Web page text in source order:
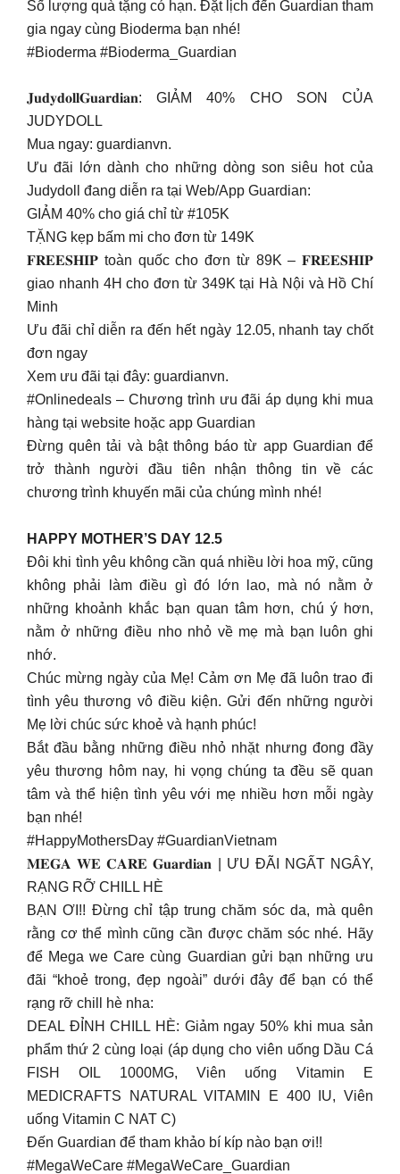
Số lượng quà tặng có hạn. Đặt lịch đến Guardian tham
gia ngay cùng Bioderma bạn nhé!
#Bioderma #Bioderma_Guardian
𝐉𝐮𝐝𝐲𝐝𝐨𝐥𝐥𝐆𝐮𝐚𝐫𝐝𝐢𝐚𝐧: GIẢM 40% CHO SON CỦA
JUDYDOLL
Mua ngay: guardianvn.
Ưu đãi lớn dành cho những dòng son siêu hot của
Judydoll đang diễn ra tại Web/App Guardian:
GIẢM 40% cho giá chỉ từ #105K
TẶNG kẹp bấm mi cho đơn từ 149K
𝐅𝐑𝐄𝐄𝐒𝐇𝐈𝐏 toàn quốc cho đơn từ 89K – 𝐅𝐑𝐄𝐄𝐒𝐇𝐈𝐏
giao nhanh 4H cho đơn từ 349K tại Hà Nội và Hồ Chí
Minh
Ưu đãi chỉ diễn ra đến hết ngày 12.05, nhanh tay chốt
đơn ngay
Xem ưu đãi tại đây: guardianvn.
#Onlinedeals – Chương trình ưu đãi áp dụng khi mua
hàng tại website hoặc app Guardian
Đừng quên tải và bật thông báo từ app Guardian để
trở thành người đầu tiên nhận thông tin về các
chương trình khuyến mãi của chúng mình nhé!
HAPPY MOTHER’S DAY 12.5
Đôi khi tình yêu không cần quá nhiều lời hoa mỹ, cũng
không phải làm điều gì đó lớn lao, mà nó nằm ở
những khoảnh khắc bạn quan tâm hơn, chú ý hơn,
nằm ở những điều nho nhỏ về mẹ mà bạn luôn ghi
nhớ.
Chúc mừng ngày của Mẹ! Cảm ơn Mẹ đã luôn trao đi
tình yêu thương vô điều kiện. Gửi đến những người
Mẹ lời chúc sức khoẻ và hạnh phúc!
Bắt đầu bằng những điều nhỏ nhặt nhưng đong đầy
yêu thương hôm nay, hi vọng chúng ta đều sẽ quan
tâm và thể hiện tình yêu với mẹ nhiều hơn mỗi ngày
bạn nhé!
#HappyMothersDay #GuardianVietnam
𝐌𝐄𝐆𝐀 𝐖𝐄 𝐂𝐀𝐑𝐄 𝐆𝐮𝐚𝐫𝐝𝐢𝐚𝐧 | ƯU ĐÃI NGẤT NGÂY,
RẠNG RỠ CHILL HÈ
BẠN ƠI!! Đừng chỉ tập trung chăm sóc da, mà quên
rằng cơ thể mình cũng cần được chăm sóc nhé. Hãy
để Mega we Care cùng Guardian gửi bạn những ưu
đãi “khoẻ trong, đẹp ngoài” dưới đây để bạn có thể
rạng rỡ chill hè nha:
DEAL ĐỈNH CHILL HÈ: Giảm ngay 50% khi mua sản
phẩm thứ 2 cùng loại (áp dụng cho viên uống Dầu Cá
FISH OIL 1000MG, Viên uống Vitamin E
MEDICRAFTS NATURAL VITAMIN E 400 IU, Viên
uống Vitamin C NAT C)
Đến Guardian để tham khảo bí kíp nào bạn ơi!!
#MegaWeCare #MegaWeCare_Guardian